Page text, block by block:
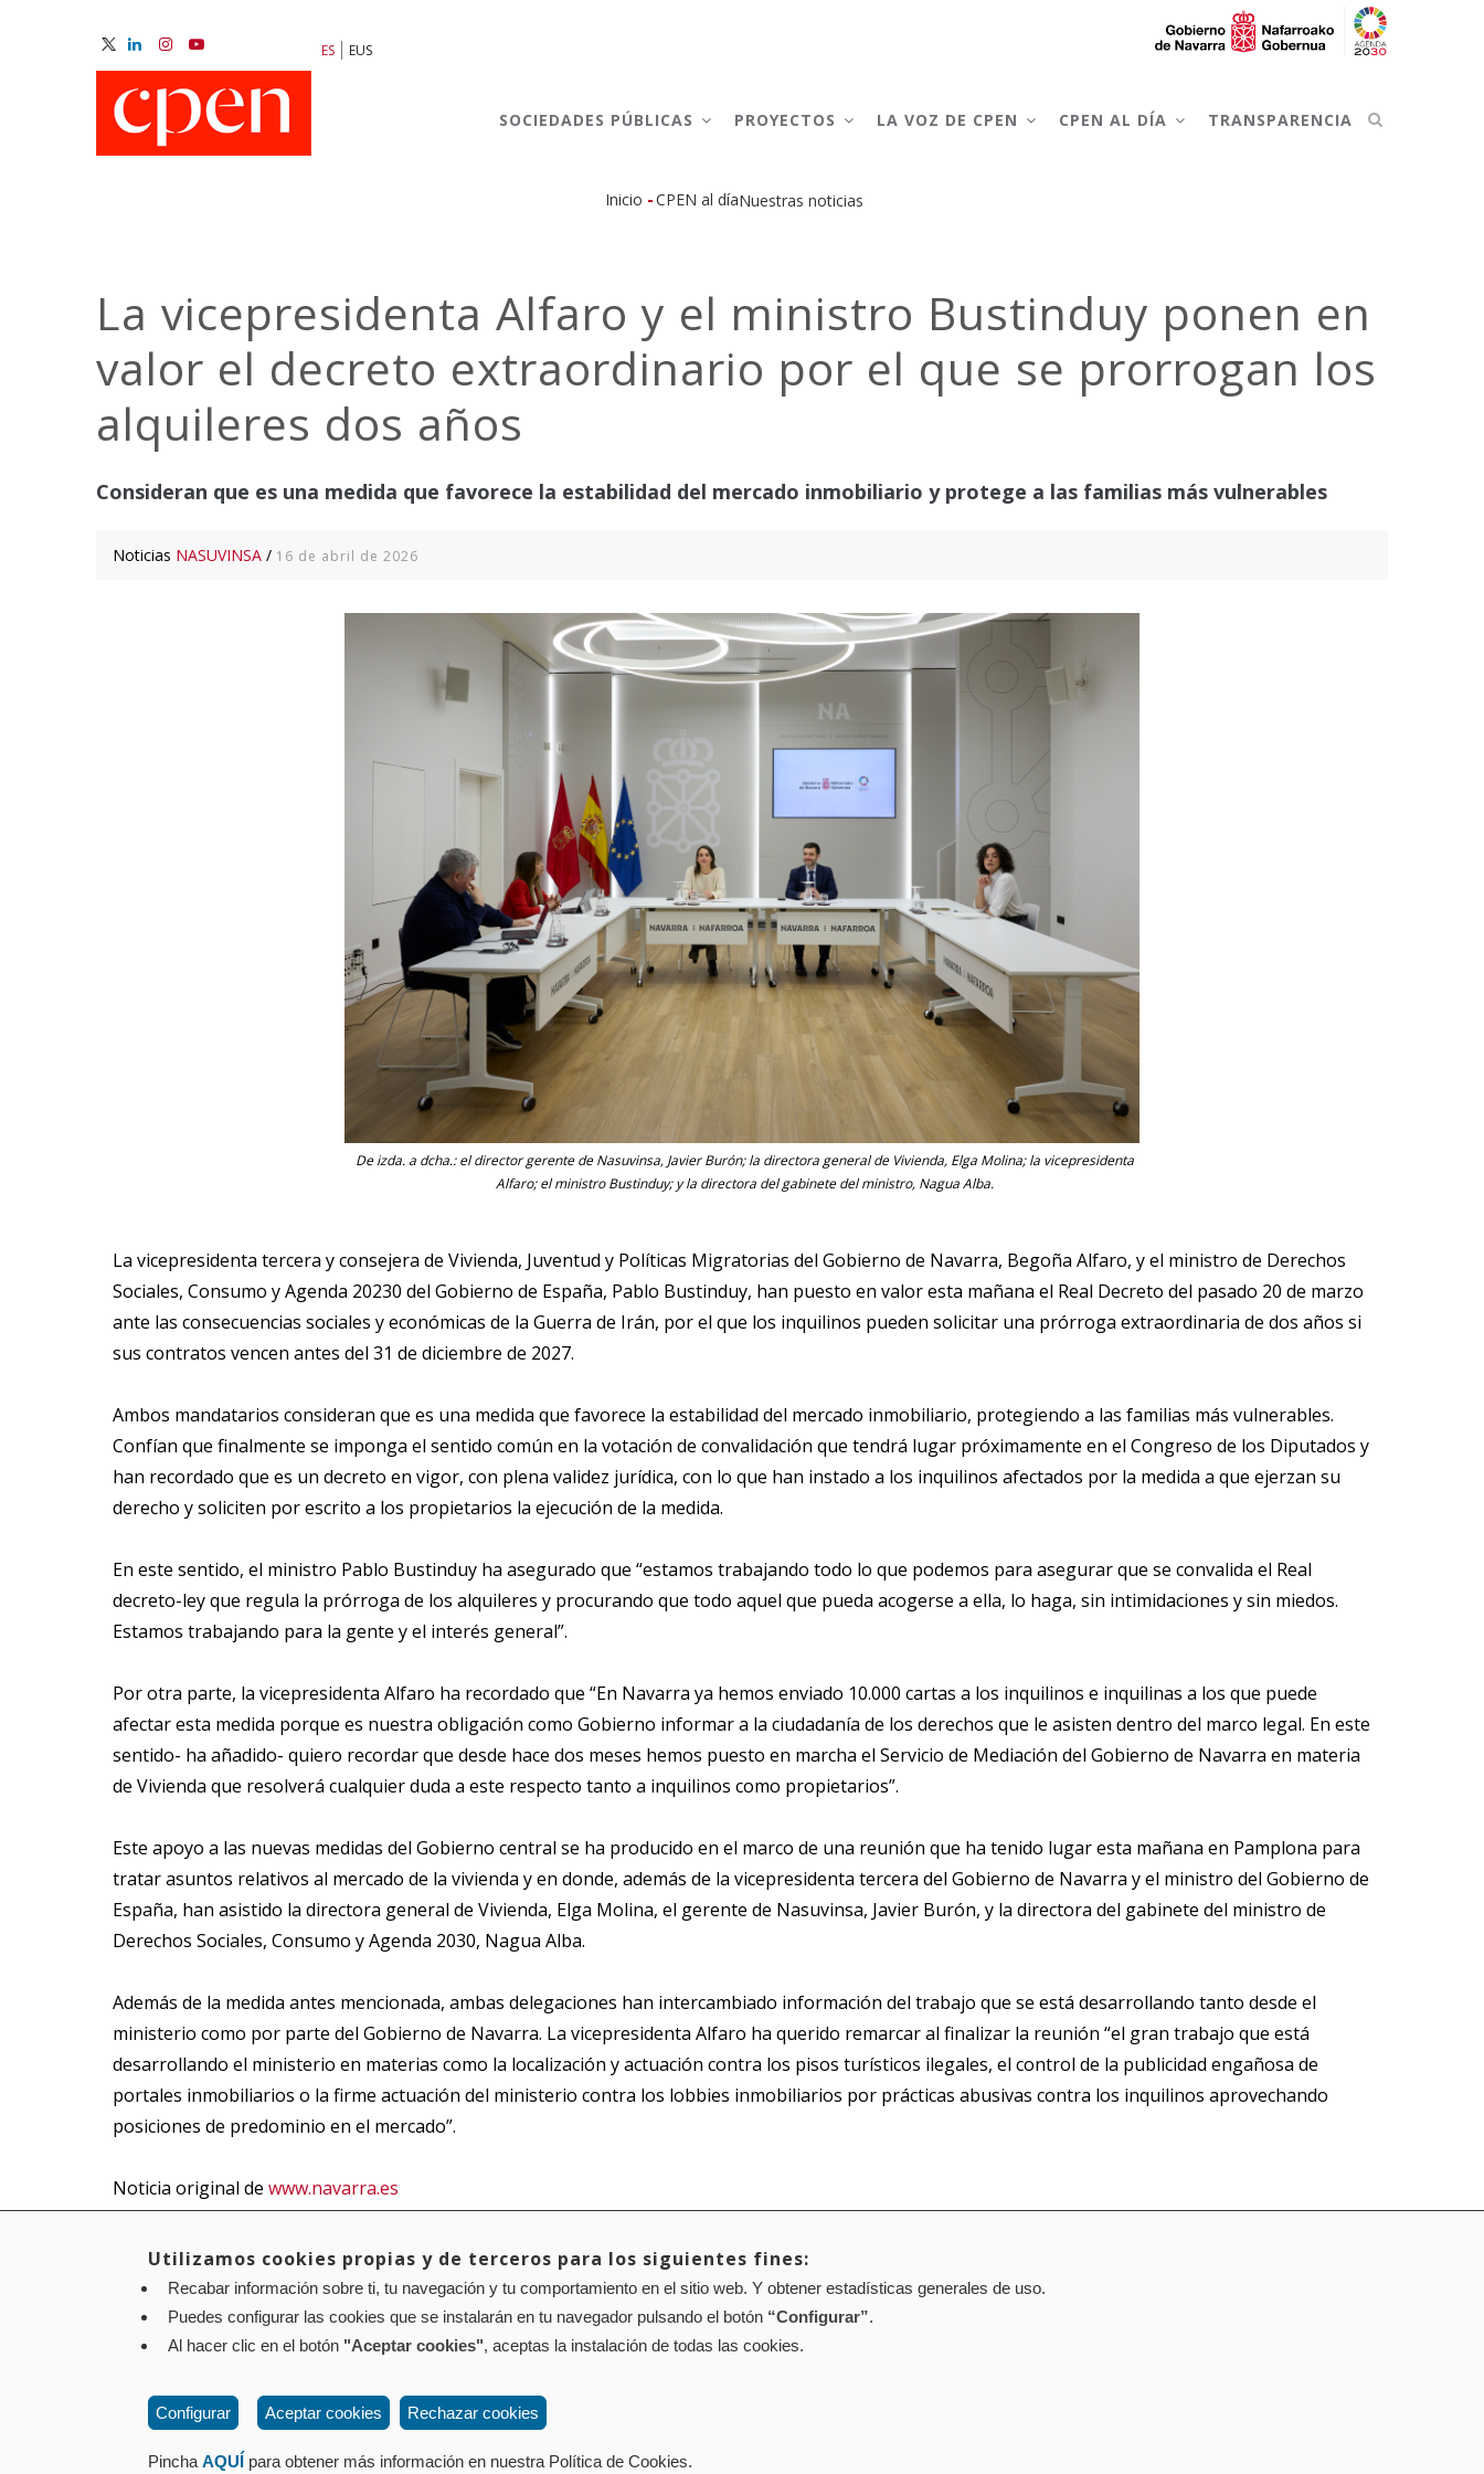
ES EUS
NAVIGATION
SOCIEDADES PÚBLICAS PROYECTOS LA VOZ DE CPEN CPEN AL DÍA TRANSPARENCIA
de
ayuda
navegación
Inicio -CPEN al díaNuestras noticias
La vicepresidenta Alfaro y el ministro Bustinduy ponen en
valor el decreto extraordinario por el que se prorrogan los
alquileres dos años
Consideran que es una medida que favorece la estabilidad del mercado inmobiliario y protege a las familias más vulnerables
Noticias NASUVINSA / 16 de abril de 2026
De izda. a dcha.: el director gerente de Nasuvinsa, Javier Burón; la directora general de Vivienda, Elga Molina; la vicepresidenta
Alfaro; el ministro Bustinduy; y la directora del gabinete del ministro, Nagua Alba.
La vicepresidenta tercera y consejera de Vivienda, Juventud y Políticas Migratorias del Gobierno de Navarra, Begoña Alfaro, y el ministro de Derechos
Sociales, Consumo y Agenda 20230 del Gobierno de España, Pablo Bustinduy, han puesto en valor esta mañana el Real Decreto del pasado 20 de marzo
ante las consecuencias sociales y económicas de la Guerra de Irán, por el que los inquilinos pueden solicitar una prórroga extraordinaria de dos años si
sus contratos vencen antes del 31 de diciembre de 2027.
Ambos mandatarios consideran que es una medida que favorece la estabilidad del mercado inmobiliario, protegiendo a las familias más vulnerables.
Confían que finalmente se imponga el sentido común en la votación de convalidación que tendrá lugar próximamente en el Congreso de los Diputados y
han recordado que es un decreto en vigor, con plena validez jurídica, con lo que han instado a los inquilinos afectados por la medida a que ejerzan su
derecho y soliciten por escrito a los propietarios la ejecución de la medida.
En este sentido, el ministro Pablo Bustinduy ha asegurado que “estamos trabajando todo lo que podemos para asegurar que se convalida el Real
decreto-ley que regula la prórroga de los alquileres y procurando que todo aquel que pueda acogerse a ella, lo haga, sin intimidaciones y sin miedos.
Estamos trabajando para la gente y el interés general”.
Por otra parte, la vicepresidenta Alfaro ha recordado que “En Navarra ya hemos enviado 10.000 cartas a los inquilinos e inquilinas a los que puede
afectar esta medida porque es nuestra obligación como Gobierno informar a la ciudadanía de los derechos que le asisten dentro del marco legal. En este
sentido- ha añadido- quiero recordar que desde hace dos meses hemos puesto en marcha el Servicio de Mediación del Gobierno de Navarra en materia
de Vivienda que resolverá cualquier duda a este respecto tanto a inquilinos como propietarios”.
Este apoyo a las nuevas medidas del Gobierno central se ha producido en el marco de una reunión que ha tenido lugar esta mañana en Pamplona para
tratar asuntos relativos al mercado de la vivienda y en donde, además de la vicepresidenta tercera del Gobierno de Navarra y el ministro del Gobierno de
España, han asistido la directora general de Vivienda, Elga Molina, el gerente de Nasuvinsa, Javier Burón, y la directora del gabinete del ministro de
Derechos Sociales, Consumo y Agenda 2030, Nagua Alba.
Además de la medida antes mencionada, ambas delegaciones han intercambiado información del trabajo que se está desarrollando tanto desde el
ministerio como por parte del Gobierno de Navarra. La vicepresidenta Alfaro ha querido remarcar al finalizar la reunión “el gran trabajo que está
desarrollando el ministerio en materias como la localización y actuación contra los pisos turísticos ilegales, el control de la publicidad engañosa de
portales inmobiliarios o la firme actuación del ministerio contra los lobbies inmobiliarios por prácticas abusivas contra los inquilinos aprovechando
posiciones de predominio en el mercado”.
Noticia original de www.navarra.es
Aviso legal Política de privacidad Política de cookies Mapa web Configuración de cookies
: Paseo de Sarasate nº 38, 2º Dcha - 31001 Pamplona (Navarra) Tel.: 848 42 08 72 corporacion@cpen.es
Utilizamos cookies propias y de terceros para los siguientes fines:
Recabar información sobre ti, tu navegación y tu comportamiento en el sitio web. Y obtener estadísticas generales de uso.
Puedes configurar las cookies que se instalarán en tu navegador pulsando el botón “Configurar”.
Al hacer clic en el botón "Aceptar cookies", aceptas la instalación de todas las cookies.
Configurar Aceptar cookies Rechazar cookies
PinchaAQUÍ para obtener más información en nuestra Política de Cookies.